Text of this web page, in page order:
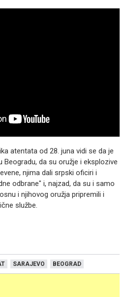
atentata od 28. juna vidi se da je
Beogradu, da su oružje i eksplozive
njima dali srpski oficiri i
odbrane" i, najzad, da su i samo
i njihovog oružja pripremili i
službe.
SARAJEVO BEOGRAD